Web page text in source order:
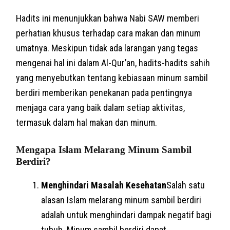
Hadits ini menunjukkan bahwa Nabi SAW memberi
perhatian khusus terhadap cara makan dan minum
umatnya. Meskipun tidak ada larangan yang tegas
mengenai hal ini dalam Al-Qur’an, hadits-hadits sahih
yang menyebutkan tentang kebiasaan minum sambil
berdiri memberikan penekanan pada pentingnya
menjaga cara yang baik dalam setiap aktivitas,
termasuk dalam hal makan dan minum.
Mengapa Islam Melarang Minum Sambil
Berdiri?
Menghindari Masalah KesehatanSalah satu
alasan Islam melarang minum sambil berdiri
adalah untuk menghindari dampak negatif bagi